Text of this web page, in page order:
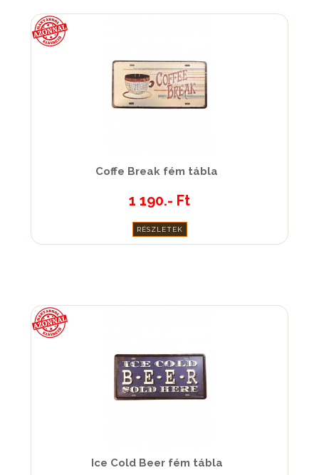
Coffe Break fém tábla
1 190.- Ft
RÉSZLETEK
Ice Cold Beer fém tábla